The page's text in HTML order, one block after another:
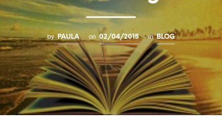
by PAULA on 02/04/2015 in BLOG